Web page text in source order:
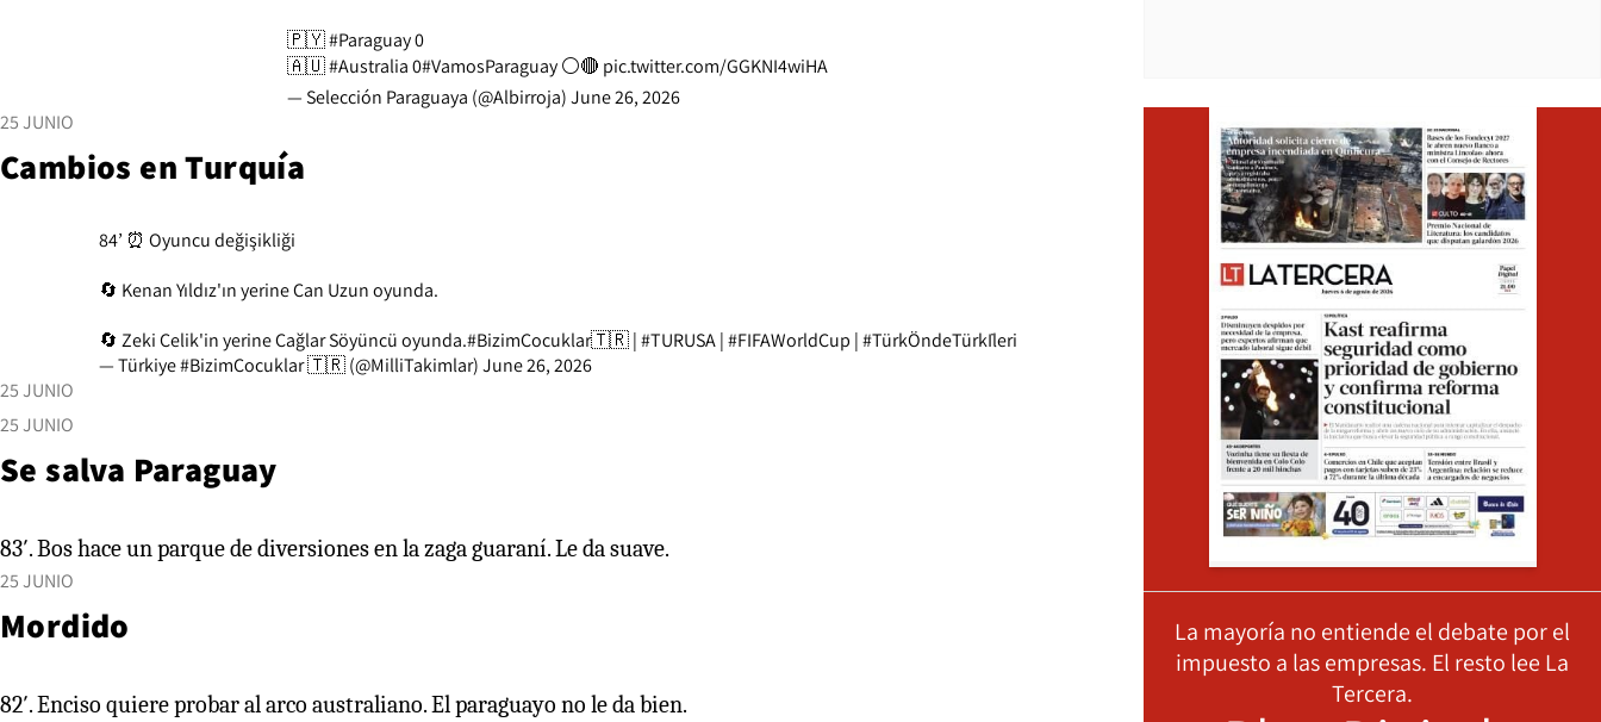
🇵🇾#Paraguay0
🇦🇺#Australia0#VamosParaguay⚪🔴 pic.twitter.com/GGKNI4wiHA
— Selección Paraguaya (@Albirroja)June 26, 2026
25 JUNIO
Cambios en Turquía
84’ ⏰ Oyuncu değişikliği
🔄 Kenan Yıldız'ın yerine Can Uzun oyunda.
🔄 Zeki Çelik'in yerine Çağlar Söyüncü oyunda.#BizimÇocuklar🇹🇷 |#TURUSA|#FIFAWorldCup |#TürkÖndeTürkİleri
— Türkiye #BizimÇocuklar 🇹🇷 (@MilliTakimlar)June 26, 2026
25 JUNIO
25 JUNIO
Se salva Paraguay
83′. Bos hace un parque de diversiones en la zaga guaraní. Le da suave.
25 JUNIO
Mordido
82′. Enciso quiere probar al arco australiano. El paraguayo no le da bien.
La mayoría no entiende el debate por el
impuesto a las empresas. El resto lee La
Tercera.